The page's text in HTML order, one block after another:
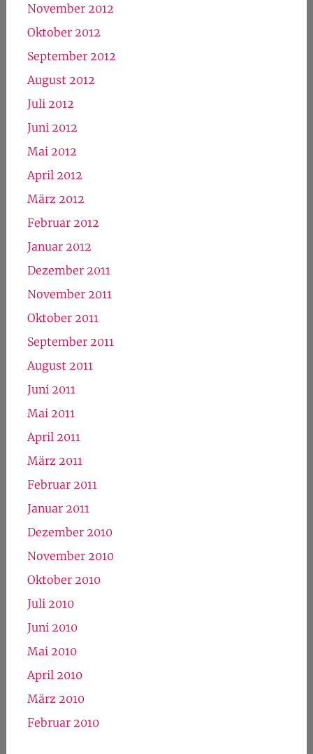
November 2012
Oktober 2012
September 2012
August 2012
Juli 2012
Juni 2012
Mai 2012
April 2012
März 2012
Februar 2012
Januar 2012
Dezember 2011
November 2011
Oktober 2011
September 2011
August 2011
Juni 2011
Mai 2011
April 2011
März 2011
Februar 2011
Januar 2011
Dezember 2010
November 2010
Oktober 2010
Juli 2010
Juni 2010
Mai 2010
April 2010
März 2010
Februar 2010